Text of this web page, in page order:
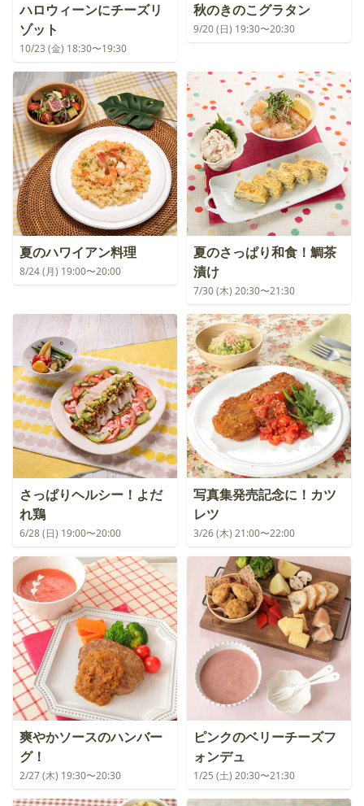
ハロウィーンにチーズリ
ゾット
10/23 (金) 18:30〜19:30
秋のきのこグラタン
9/20 (日) 19:30〜20:30
夏のハワイアン料理
8/24 (月) 19:00〜20:00
夏のさっぱり和食！鯛茶
漬け
7/30 (木) 20:30〜21:30
さっぱりヘルシー！よだ
れ鶏
6/28 (日) 19:00〜20:00
写真集発売記念に！カツ
レツ
3/26 (木) 21:00〜22:00
爽やかソースのハンバー
グ！
2/27 (木) 19:30〜20:30
ピンクのベリーチーズフ
ォンデュ
1/25 (土) 20:30〜21:30